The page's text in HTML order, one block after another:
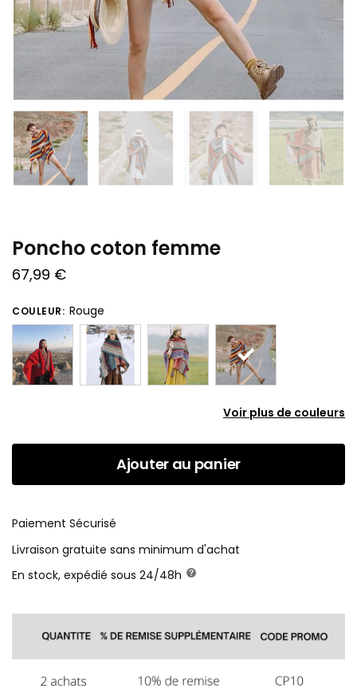
Poncho coton femme
67,99 €
COULEUR: Rouge
Voir plus de couleurs
Ajouter au panier
Paiement Sécurisé
Livraison gratuite sans minimum d'achat
En stock, expédié sous 24/48h